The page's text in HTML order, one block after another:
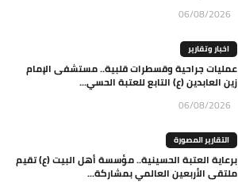
06/08/2026
اخبار وتقارير
عمليات جراحية وقسطرات قلبية.. مستشفى الإمام
زين العابدين (ع) التابع للعتبة الحسي...
06/08/2026
التقارير المصورة
برعاية العتبة الحسينية.. مؤسسة أهل البيت (ع) تقيم
ملتقى الأربعين العالمي بمشاركة...